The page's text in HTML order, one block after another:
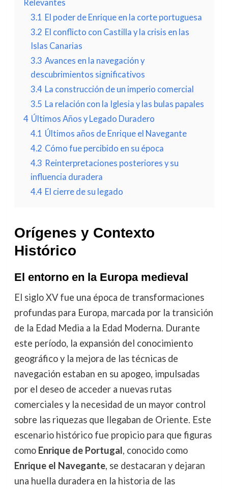
Relevantes
3.1 El poder de Enrique en la corte portuguesa
3.2 El conflicto con Castilla y la crisis en las
Islas Canarias
3.3 Avances en la navegación y
descubrimientos significativos
3.4 La construcción de un imperio comercial
3.5 La relación con la Iglesia y las bulas papales
4 Últimos Años y Legado Duradero
4.1 Últimos años de Enrique el Navegante
4.2 Cómo fue percibido en su época
4.3 Reinterpretaciones posteriores y su
influencia duradera
4.4 El cierre de su legado
Orígenes y Contexto
Histórico
El entorno en la Europa medieval
El siglo XV fue una época de transformaciones
profundas para Europa, marcada por la transición
de la Edad Media a la Edad Moderna. Durante
este período, la expansión del conocimiento
geográfico y la mejora de las técnicas de
navegación estaban en su apogeo, impulsadas
por el deseo de acceder a nuevas rutas
comerciales y la necesidad de un mayor control
sobre las riquezas que llegaban de Oriente. Este
escenario histórico fue propicio para que figuras
como Enrique de Portugal, conocido como
Enrique el Navegante, se destacaran y dejaran
una huella duradera en la historia de las